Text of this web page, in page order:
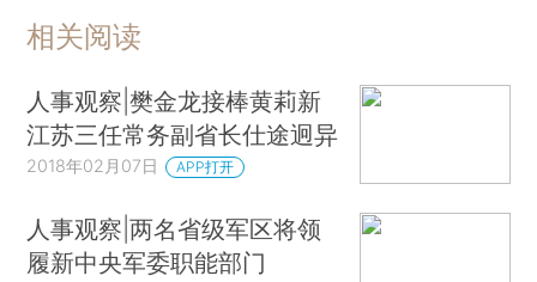
相关阅读
人事观察|樊金龙接棒黄莉新
江苏三任常务副省长仕途迥异
2018年02月07日 APP打开
人事观察|两名省级军区将领
履新中央军委职能部门